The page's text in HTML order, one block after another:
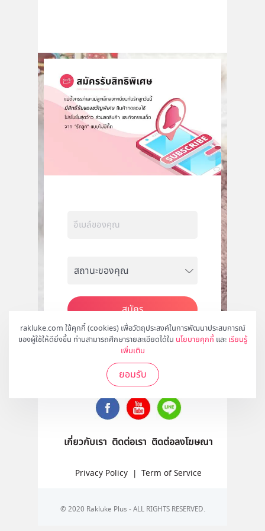
rakluke.com ใช้คุกกี้ (cookies) เพื่อวัตถุประสงค์ในการพัฒนาประสบการณ์
ของผู้ใช้ให้ดียิ่งขึ้น ท่านสามารถศึกษารายละเอียดได้ใน นโยบายคุกกี้ และ เรียนรู้
เพิ่มเติม
ยอมรับ
สมัคร
ติดตามเราได้ที่
เกี่ยวกับเรา ติดต่อเรา ติดต่อลงโฆษณา
Privacy Policy | Term of Service
© 2020 Rakluke Plus - ALL RIGHTS RESERVED.